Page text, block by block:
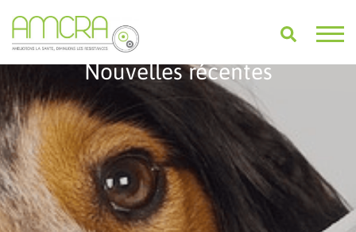
Nouvelles récentes